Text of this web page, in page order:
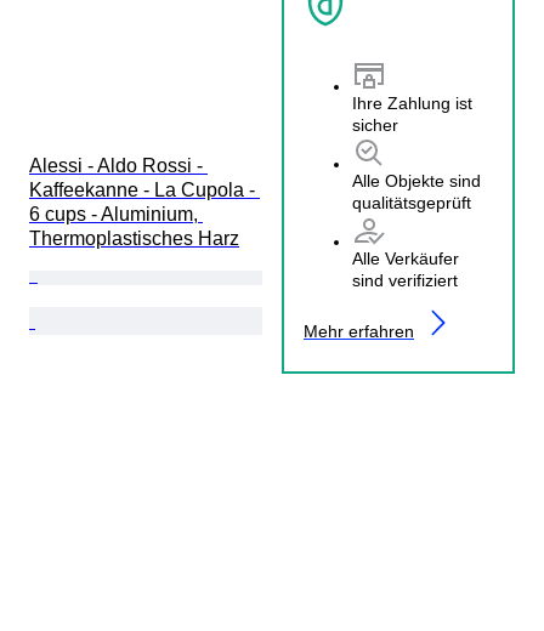
Ihre Zahlung ist
sicher
Alle Objekte sind
qualitätsgeprüft
Alle Verkäufer
sind verifiziert
Mehr erfahren
Alessi - Aldo Rossi -
Kaffeekanne - La Cupola -
6 cups - Aluminium,
Thermoplastisches Harz